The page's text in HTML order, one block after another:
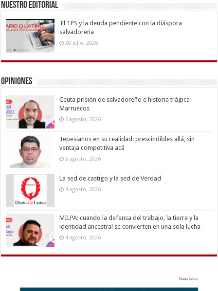
Nuestro Editorial
El TPS y la deuda pendiente con la diáspora
salvadoreña
20 julio, 2026
Opiniones
Ceuta prisión de salvadoreño e historia trágica
Marruecos
6 agosto, 2026
Tepesianos en su realidad: prescindibles allá, sin
ventaja competitiva acá
5 agosto, 2026
La sed de castigo y la sed de Verdad
4 agosto, 2026
MILPA: cuando la defensa del trabajo, la tierra y la
identidad ancestral se convierten en una sola lucha
4 agosto, 2026